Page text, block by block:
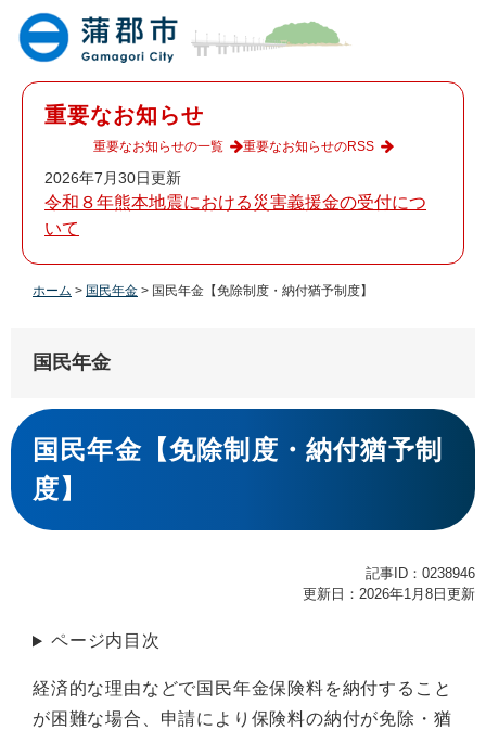
重要なお知らせ
2026年7月30日更新
令和８年熊本地震における災害義援金の受付につ
いて
重要なお知らせの一覧 重要なお知らせのRSS
ホーム > 国民年金 > 国民年金【免除制度・納付猶予制度】
国民年金
本
文
国民年金【免除制度・納付猶予制
度】
記事ID：0238946
更新日：2026年1月8日更新
ページ内目次
経済的な理由などで国民年金保険料を納付すること
が困難な場合、申請により保険料の納付が免除・猶